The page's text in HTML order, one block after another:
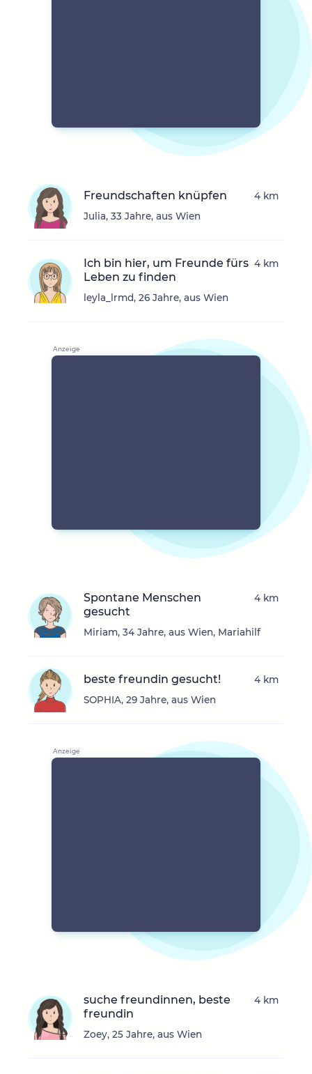
Freundschaften knüpfen
Julia, 33 Jahre, aus Wien
4 km
Ich bin hier, um Freunde fürs
Leben zu finden
leyla_lrmd, 26 Jahre, aus Wien
4 km
Spontane Menschen
gesucht
Miriam, 34 Jahre, aus Wien, Mariahilf
4 km
beste freundin gesucht!
SOPHIA, 29 Jahre, aus Wien
4 km
suche freundinnen, beste
freundin
Zoey, 25 Jahre, aus Wien
4 km